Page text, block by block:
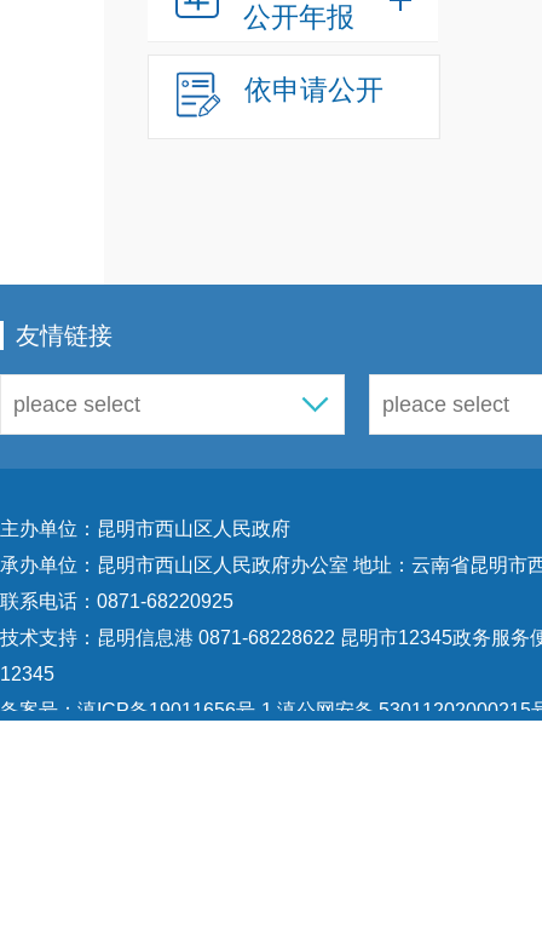
公开年报
依申请公开
友情链接
主办单位：昆明市西山区人民政府
承办单位：昆明市西山区人民政府办公室 地址：云南省昆明市
联系电话：0871-68220925
技术支持： 昆明信息港 0871-68228622 昆明市12345政务服务
12345
备案号： 滇ICP备19011656号-1 滇公网安备 53011202000215